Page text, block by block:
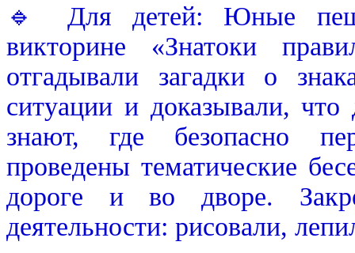
🔹 Для детей: Юные
викторине «Знатоки
отгадывали загадки о
ситуации и доказывали,
знают, где безопасно
проведены тематические
дороге и во дворе.
деятельности: рисовали,